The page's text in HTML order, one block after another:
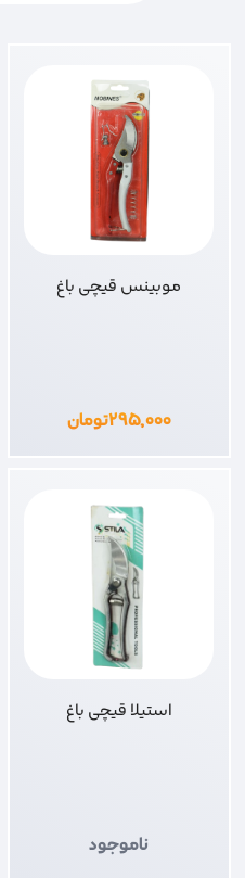
موبینس قیچی باغ
۲۹۵,۰۰۰تومان
استیلا قیچی باغ
ناموجود